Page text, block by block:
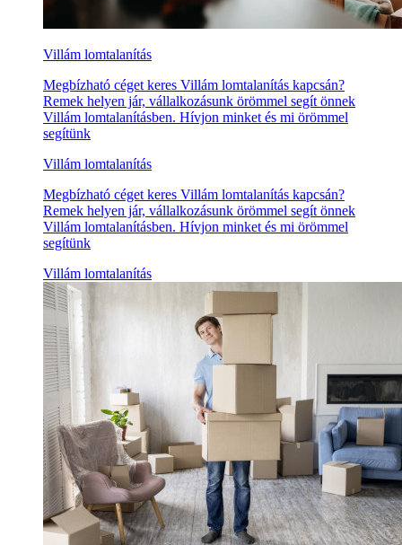
Villám lomtalanítás
Megbízható céget keres Villám lomtalanítás kapcsán?
Remek helyen jár, vállalkozásunk örömmel segít önnek
Villám lomtalanításben. Hívjon minket és mi örömmel
segítünk
Villám lomtalanítás
Megbízható céget keres Villám lomtalanítás kapcsán?
Remek helyen jár, vállalkozásunk örömmel segít önnek
Villám lomtalanításben. Hívjon minket és mi örömmel
segítünk
Villám lomtalanítás